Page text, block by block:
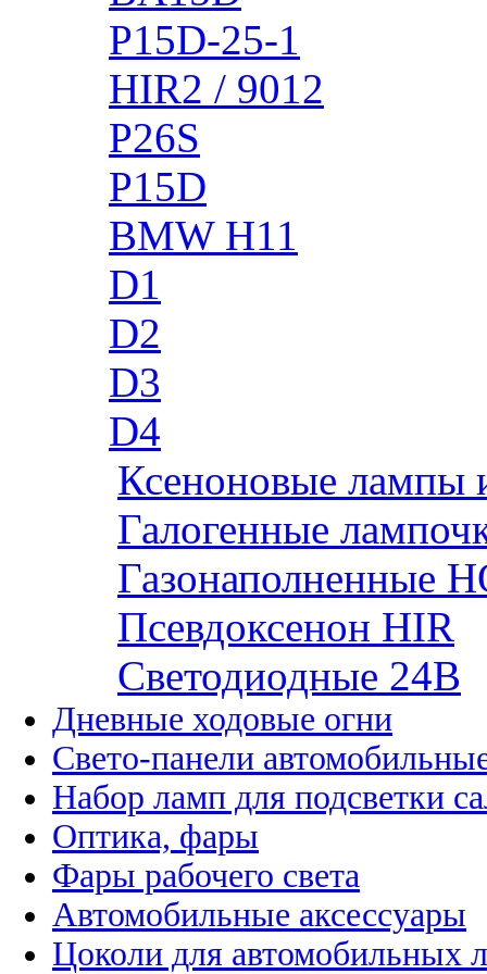
P15D-25-1
HIR2 / 9012
P26S
P15D
BMW H11
D1
D2
D3
D4
Ксеноновые лампы
Галогенные
Газонаполненные
Псевдоксенон HIR
Cветодиодные 24B
Дневные ходовые огни
Свето-панели
Набор ламп для подсветки
Оптика, фары
Фары рабочего света
Автомобильные аксессуары
Цоколи для автомобильных